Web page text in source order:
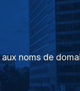
noms de